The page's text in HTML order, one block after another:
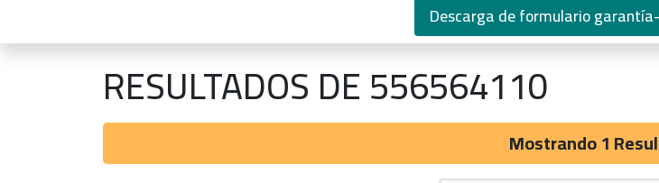
Descarga de formulario
RESULTADOS DE 556564110
Mostrando 1